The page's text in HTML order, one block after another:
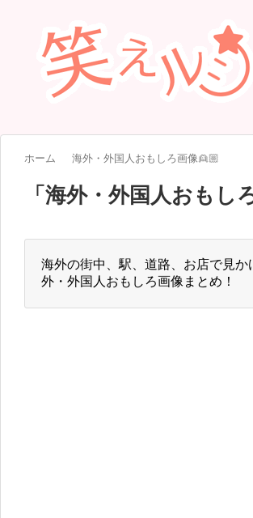
ホーム 海外・外国人おもしろ画像👱🏼
「 海外・外国人おもし
海外の街中、駅、道路、お店で見
外・外国人おもしろ画像まとめ！
笑えルーについて